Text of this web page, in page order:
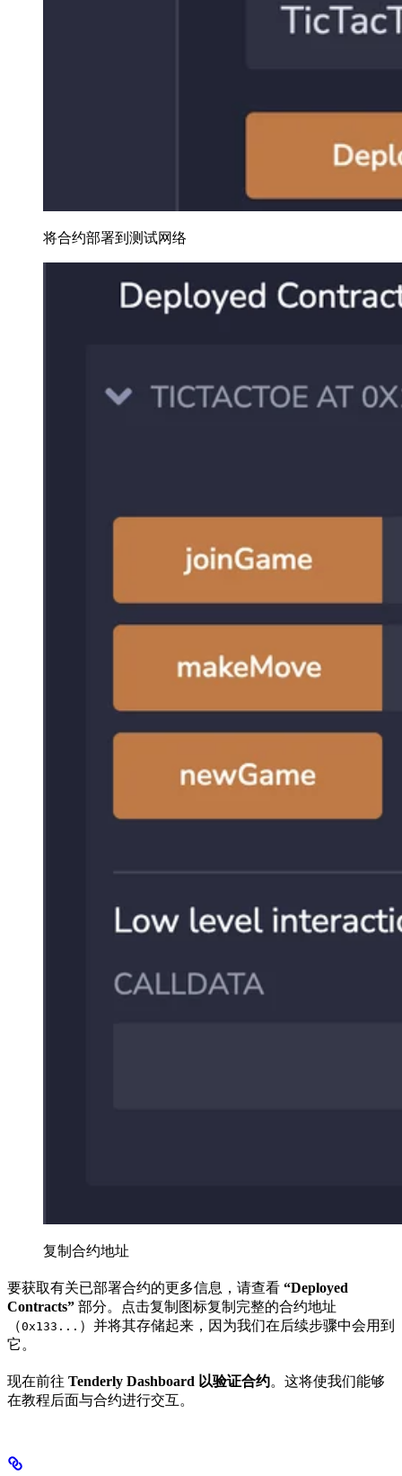
将合约部署到测试网络
复制合约地址
要获取有关已部署合约的更多信息，请查看 “Deployed
Contracts” 部分。点击复制图标复制完整的合约地址
（0x133... ）并将其存储起来，因为我们在后续步骤中会用到
它。
现在前往 Tenderly Dashboard 以验证合约。这将使我们能够
在教程后面与合约进行交互。